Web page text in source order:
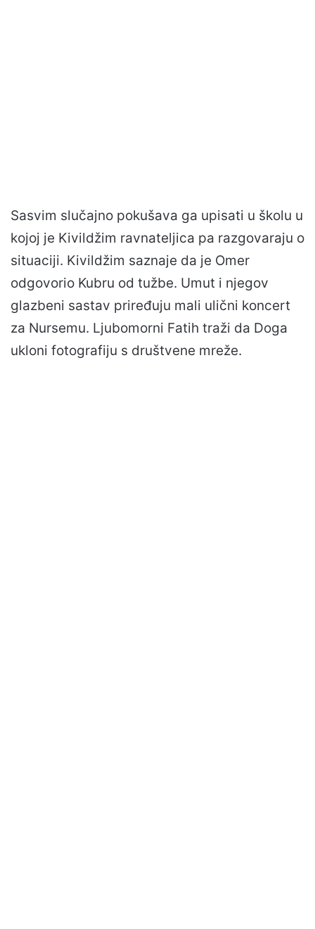
Sasvim slučajno pokušava ga upisati u školu u
kojoj je Kivildžim ravnateljica pa razgovaraju o
situaciji. Kivildžim saznaje da je Omer
odgovorio Kubru od tužbe. Umut i njegov
glazbeni sastav priređuju mali ulični koncert
za Nursemu. Ljubomorni Fatih traži da Doga
ukloni fotografiju s društvene mreže.